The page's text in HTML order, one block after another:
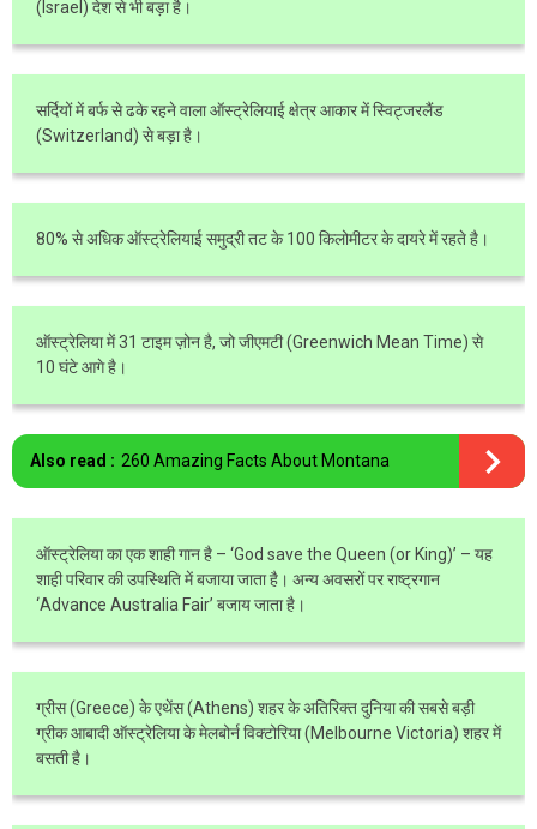
(Israel) देश से भी बड़ा है।
सर्दियों में बर्फ से ढके रहने वाला ऑस्ट्रेलियाई क्षेत्र आकार में स्विट्जरलैंड
(Switzerland) से बड़ा है।
80% से अधिक ऑस्ट्रेलियाई समुद्री तट के 100 किलोमीटर के दायरे में रहते है।
ऑस्ट्रेलिया में 31 टाइम ज़ोन है, जो जीएमटी (Greenwich Mean Time) से
10 घंटे आगे है।
Also read : 260 Amazing Facts About Montana
ऑस्ट्रेलिया का एक शाही गान है – ‘God save the Queen (or King)’ – यह
शाही परिवार की उपस्थिति में बजाया जाता है। अन्य अवसरों पर राष्ट्रगान
‘Advance Australia Fair’ बजाय जाता है।
ग्रीस (Greece) के एथेंस (Athens) शहर के अतिरिक्त दुनिया की सबसे बड़ी
ग्रीक आबादी ऑस्ट्रेलिया के मेलबोर्न विक्टोरिया (Melbourne Victoria) शहर में
बसती है।